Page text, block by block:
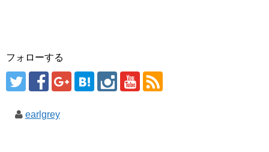
フォローする
earlgrey